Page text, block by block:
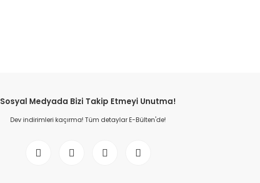
Sosyal Medyada Bizi Takip Etmeyi Unutma!
Dev indirimleri kaçırma! Tüm detaylar E-Bülten'de!